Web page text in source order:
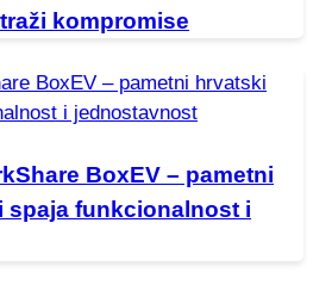
kompromise
BoxEV – pametni
spaja funkcionalnost i